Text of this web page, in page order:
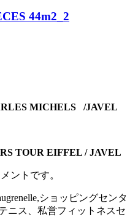
44m2_2
MICHELS /JAVEL
TOUR EIFFEL / JAVEL
ントです。
ショッピングセンタ
ニス、私営フィットネスセ